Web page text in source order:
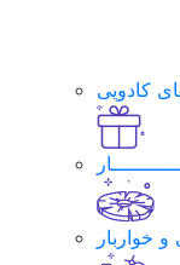
کادویی
خواربار